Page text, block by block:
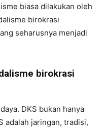
biasa dilakukan oleh
birokrasi
seharusnya menjadi
birokrasi
DKS bukan hanya
adalah jaringan, tradisi,